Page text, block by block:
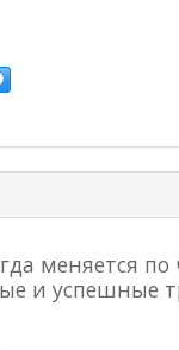
меняется
и успешные